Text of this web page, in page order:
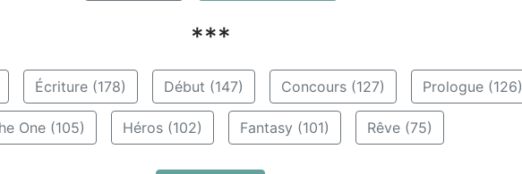
***
Écriture (178) Début (147) Concours (127) Prologue (126)
One (105) Héros (102) Fantasy (101) Rêve (75)